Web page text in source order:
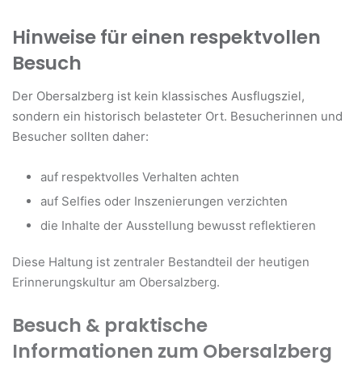
Hinweise für einen respektvollen
Besuch
Der Obersalzberg ist kein klassisches Ausflugsziel,
sondern ein historisch belasteter Ort. Besucherinnen und
Besucher sollten daher:
auf respektvolles Verhalten achten
auf Selfies oder Inszenierungen verzichten
die Inhalte der Ausstellung bewusst reflektieren
Diese Haltung ist zentraler Bestandteil der heutigen
Erinnerungskultur am Obersalzberg.
Besuch & praktische
Informationen zum Obersalzberg